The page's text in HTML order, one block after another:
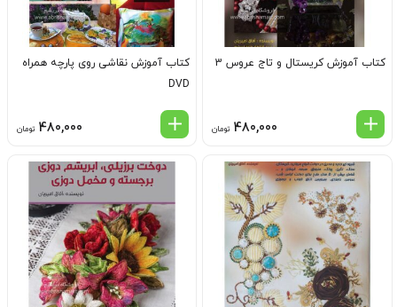
کتاب آموزش کریستال و تاج عروس 3
480,000 تومان
کتاب آموزش نقاشی روی پارچه همراه
DVD
480,000 تومان